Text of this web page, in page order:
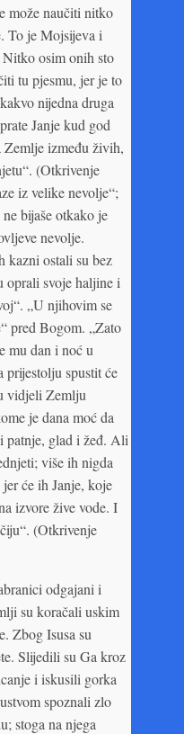
može naučiti nitko
To je Mojsijeva i
Nitko osim onih sto
tu pjesmu, jer je to
nijedna druga
Janje kud god
Zemlje između živih,
(Otkrivenje
iz velike nevolje“;
bijaše otkako je
nevolje.
kazni ostali su bez
oprali svoje haljine i
„U njihovim se
pred Bogom. „Zato
mu dan i noć u
spustit će
vidjeli Zemlju
je dana moć da
patnje, glad i žeđ. Ali
više ih nigda
će ih Janje, koje
izvore žive vode. I
(Otkrivenje
odgajani i
su koračali uskim
Zbog Isusa su
Slijedili su Ga kroz
i iskusili gorka
spoznali zlo
stoga na njega